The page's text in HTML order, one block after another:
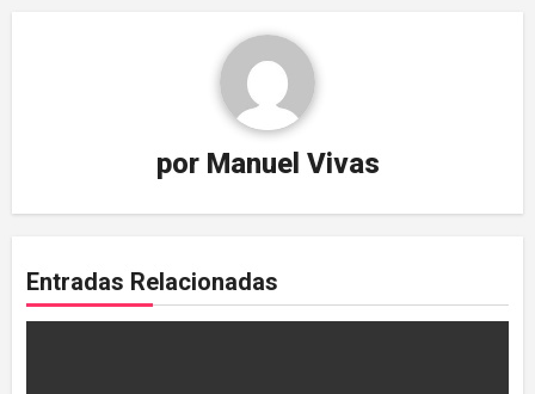
por Manuel Vivas
Entradas Relacionadas